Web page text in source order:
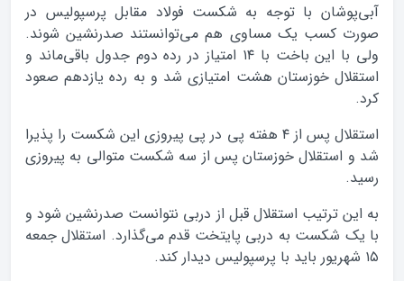
آبي‌پوشان با توجه به شکست فولاد مقابل پرسپوليس در
صورت کسب يک مساوي هم مي‌توانستند صدرنشين شوند.
ولي با اين باخت با ۱۴ امتياز در رده دوم جدول باقي‌ماند و
استقلال خوزستان هشت امتيازي شد و به رده يازدهم صعود
کرد.
استقلال پس از ۴ هفته پي در پي پيروزي اين شکست را پذيرا
شد و استقلال خوزستان پس از سه شکست متوالي به پيروزي
رسيد.
به اين ترتيب استقلال قبل از دربي نتوانست صدرنشين شود و
با يک شکست به دربي پايتخت قدم مي‌گذارد. استقلال جمعه
۱۵ شهريور بايد با پرسپوليس ديدار کند.